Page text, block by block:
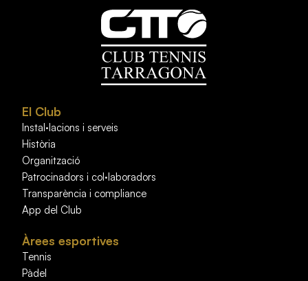
El Club
Instal·lacions i serveis
Història
Organització
Patrocinadors i col·laboradors
Transparència i compliance
App del Club
Àrees esportives
Tennis
Pàdel